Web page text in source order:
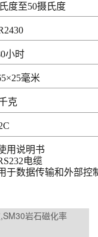
度至50摄氏度
小时
毫米
克
用说明书
电缆
于数据传输和外部控
岩石磁化率